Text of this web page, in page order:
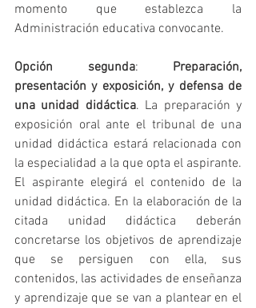
momento que establezca la
Administración educativa convocante.
Opción segunda: Preparación,
presentación y exposición, y defensa de
una unidad didáctica. La preparación y
exposición oral ante el tribunal de una
unidad didáctica estará relacionada con
la especialidad a la que opta el aspirante.
El aspirante elegirá el contenido de la
unidad didáctica. En la elaboración de la
citada unidad didáctica deberán
concretarse los objetivos de aprendizaje
que se persiguen con ella, sus
contenidos, las actividades de enseñanza
y aprendizaje que se van a plantear en el